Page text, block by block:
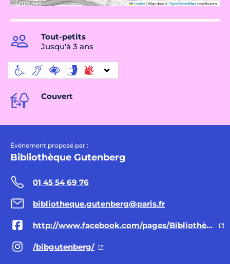
Leaflet|Map data ©OpenStreetMapcontributors
Tout-petits
Jusqu'à 3 ans
Couvert
Évènement proposé par :
Bibliothèque Gutenberg
01 45 54 69 76
bibliotheque.gutenberg@paris.fr
http://www.facebook.com/pages/Bibliothèque-Gutenberg/330349773725290
/bibgutenberg/